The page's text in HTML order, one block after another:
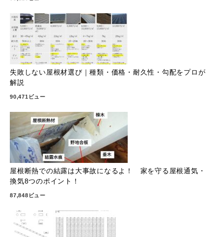
失敗しない屋根材選び｜種類・価格・耐久性・勾配をプロが
解説
90,471ビュー
屋根断熱での結露は大事故になるよ！ 家を守る屋根通気・
換気8つのポイント！
87,848ビュー